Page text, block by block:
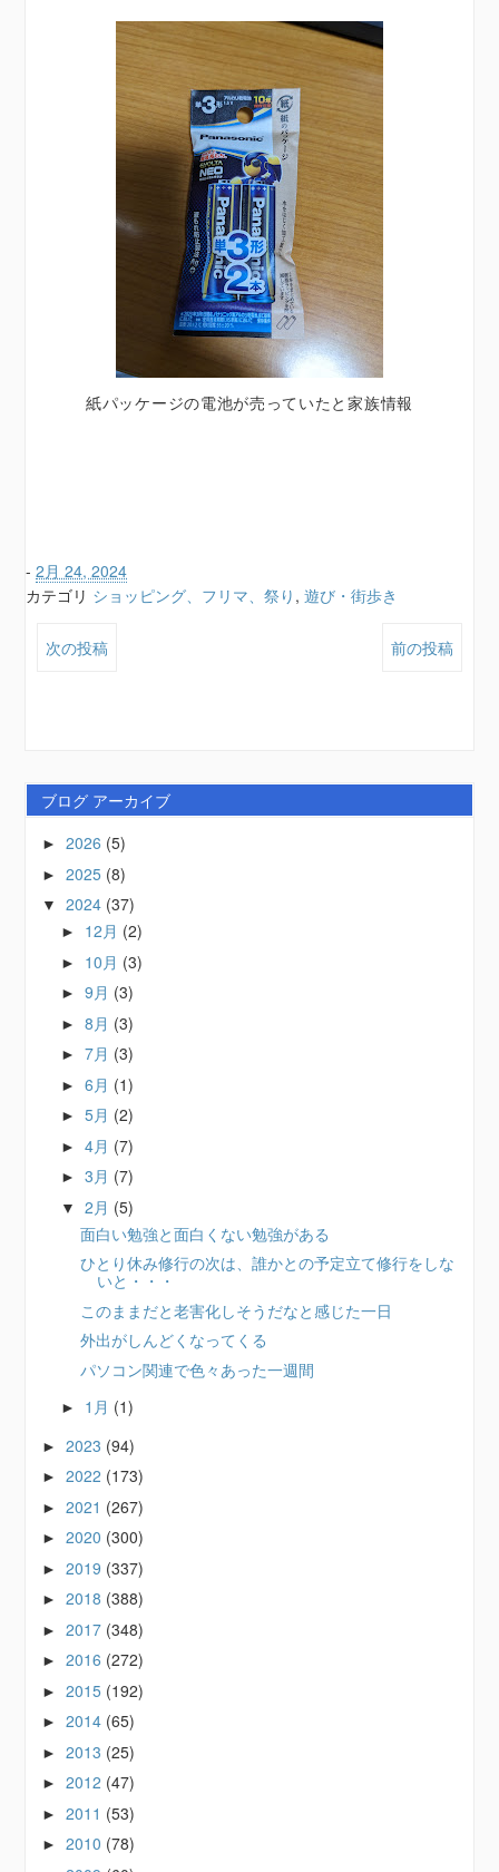
紙パッケージの電池が売っていたと家族情報
-2月 24, 2024
カテゴリ ショッピング、フリマ、祭り ,遊び・街歩き
次の投稿 前の投稿
ブログ アーカイブ
►2026 (5)
►2025 (8)
▼2024 (37)
► 12月 (2)
► 10月 (3)
►9月 (3)
►8月 (3)
►7月 (3)
►6月 (1)
►5月 (2)
►4月 (7)
►3月 (7)
▼2月 (5)
面白い勉強と面白くない勉強がある
ひとり休み修行の次は、誰かとの予定立て修行をしな
いと・・・
このままだと老害化しそうだなと感じた一日
外出がしんどくなってくる
パソコン関連で色々あった一週間
► 1月 (1)
►2023 (94)
►2022 (173)
►2021 (267)
►2020 (300)
►2019 (337)
►2018 (388)
►2017 (348)
►2016 (272)
►2015 (192)
►2014 (65)
►2013 (25)
►2012 (47)
►2011 (53)
►2010 (78)